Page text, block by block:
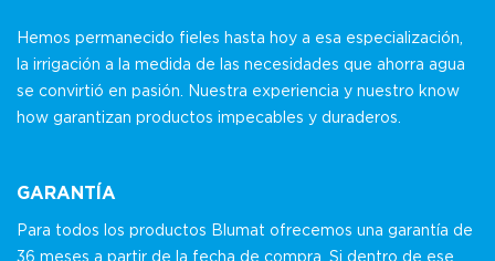
Hemos permanecido fieles hasta hoy a esa especialización,
la irrigación a la medida de las necesidades que ahorra agua
se convirtió en pasión. Nuestra experiencia y nuestro know
how garantizan productos impecables y duraderos.
GARANTÍA
Para todos los productos Blumat ofrecemos una garantía de
36 meses a partir de la fecha de compra. Si dentro de ese